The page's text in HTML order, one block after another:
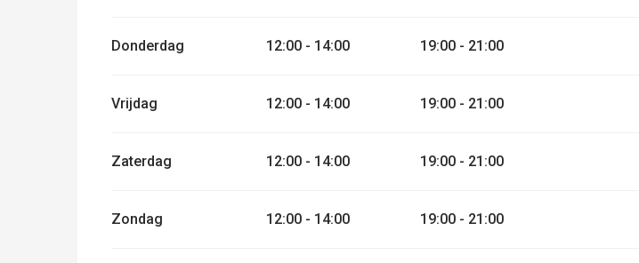
Vanaf 6 januari 2026 tot12 februari 2026
Donderdag 12:00 - 14:00 19:00 - 21:00
Vrijdag 12:00 - 14:00 19:00 - 21:00
Zaterdag 12:00 - 14:00 19:00 - 21:00
Zondag 12:00 - 14:00 19:00 - 21:00